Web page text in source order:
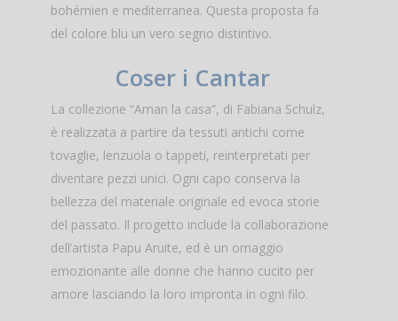
bohémien e mediterranea. Questa proposta fa
del colore blu un vero segno distintivo.
Coser i Cantar
La collezione “Aman la casa”, di Fabiana Schulz,
è realizzata a partire da tessuti antichi come
tovaglie, lenzuola o tappeti, reinterpretati per
diventare pezzi unici. Ogni capo conserva la
bellezza del materiale originale ed evoca storie
del passato. Il progetto include la collaborazione
dell’artista Papu Aruite, ed è un omaggio
emozionante alle donne che hanno cucito per
amore lasciando la loro impronta in ogni filo.